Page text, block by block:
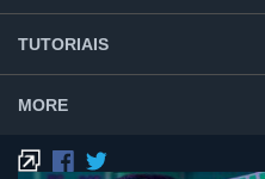
TUTORIAIS
MORE